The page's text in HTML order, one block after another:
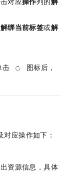
解绑当前标签或解
击
图标后，
应操作如下：
资源信息，具体